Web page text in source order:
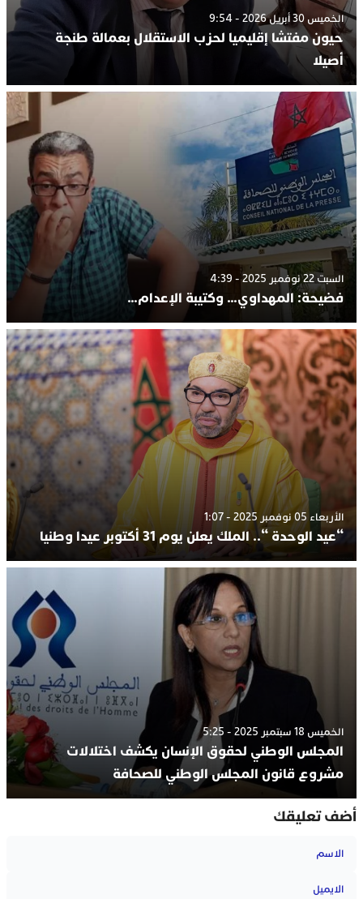
الخميس 30 أبريل 2026 - 9:54
حيون مفتشا إقليميا لحزب الاستقلال بعمالة طنجة
أصيلا
السبت 22 نوفمبر 2025 - 4:39
فضيحة: المهداوي… وكتيبة الإعدام…
الأربعاء 05 نوفمبر 2025 - 1:07
“عيد الوحدة “.. الملك يعلن يوم 31 أكتوبر عيدا وطنيا
الخميس 18 سبتمبر 2025 - 5:25
المجلس الوطني لحقوق الإنسان يكشف اختلالات
مشروع قانون المجلس الوطني للصحافة
أضف تعليقك